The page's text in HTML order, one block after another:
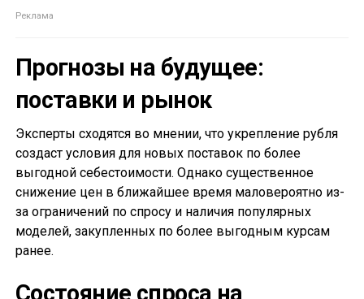
Прогнозы на будущее:
поставки и рынок
Эксперты сходятся во мнении, что укрепление рубля
создаст условия для новых поставок по более
выгодной себестоимости. Однако существенное
снижение цен в ближайшее время маловероятно из-
за ограничений по спросу и наличия популярных
моделей, закупленных по более выгодным курсам
ранее.